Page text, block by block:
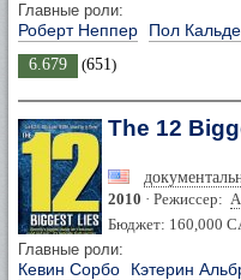
Главные роли:
Роберт Неппер Пол
6.679 (651)
The 12
2010 · Режиссер:
Бюджет: 160,000
Главные роли:
Кевин Сорбо Кэтерин